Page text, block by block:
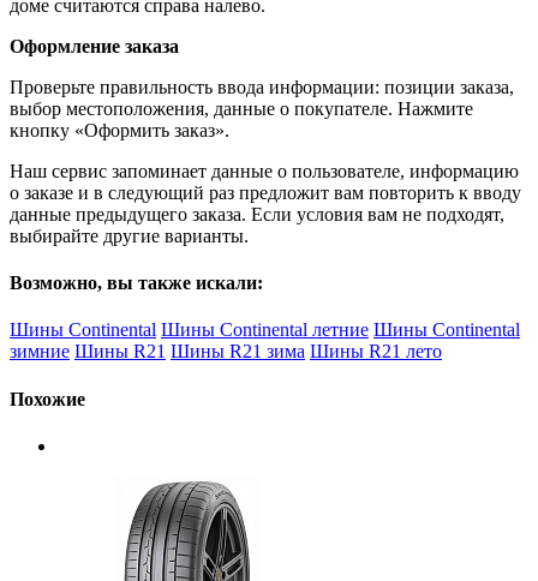
доме считаются справа налево.
Оформление заказа
Проверьте правильность ввода информации: позиции заказа,
выбор местоположения, данные о покупателе. Нажмите
кнопку «Оформить заказ».
Наш сервис запоминает данные о пользователе, информацию
о заказе и в следующий раз предложит вам повторить к вводу
данные предыдущего заказа. Если условия вам не подходят,
выбирайте другие варианты.
Возможно, вы также искали:
Шины Continental Шины Continental летние Шины Continental
зимние Шины R21 Шины R21 зима Шины R21 лето
Похожие